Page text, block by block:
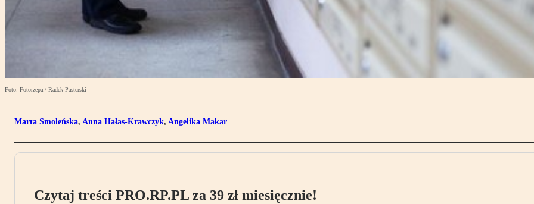
Foto: Fotorzepa / Radek Pasterski
Marta Smoleńska, Anna Hałas-Krawczyk, Angelika Makar
Czytaj treści PRO.RP.PL za 39 zł miesięcznie!